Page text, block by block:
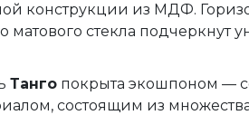
конструкции из МДФ.
матового стекла подчеркнут
Тангопокрыта экошпоном —
состоящим из